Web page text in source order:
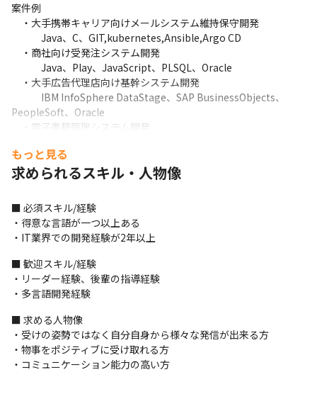
案件例
・大手携帯キャリア向けメールシステム維持保守開発
Java、C、GIT,kubernetes,Ansible,Argo CD
・商社向け受発注システム開発
Java、Play、JavaScript、PLSQL、Oracle
・大手広告代理店向け基幹システム開発
IBM InfoSphere DataStage、SAP BusinessObjects、
PeopleSoft、Oracle
・電子書籍管理システム開発
・メーカー向けカーナビ開発
C++、Entier、Android OS
も得られます。
☆外資系企業で英語力を活かせる案件もあります。
☆キャリアチェンジを考えている方も歓迎します。
無理ない範囲で対応いただけるよう、複数名チーム参画してい
るプロジェクトにアサイン。
実務でできることを増やし、キャリアチェンジできるようサポ
ートします！
もっと見る
求められるスキル・人物像
■ 必須スキル/経験
・得意な言語が一つ以上ある
・IT業界での開発経験が2年以上
■ 歓迎スキル/経験
・リーダー経験、後輩の指導経験
・多言語開発経験
■ 求める人物像
・受けの姿勢ではなく自分自身から様々な発信が出来る方
・物事をポジティブに受け取れる方
・コミュニケーション能力の高い方